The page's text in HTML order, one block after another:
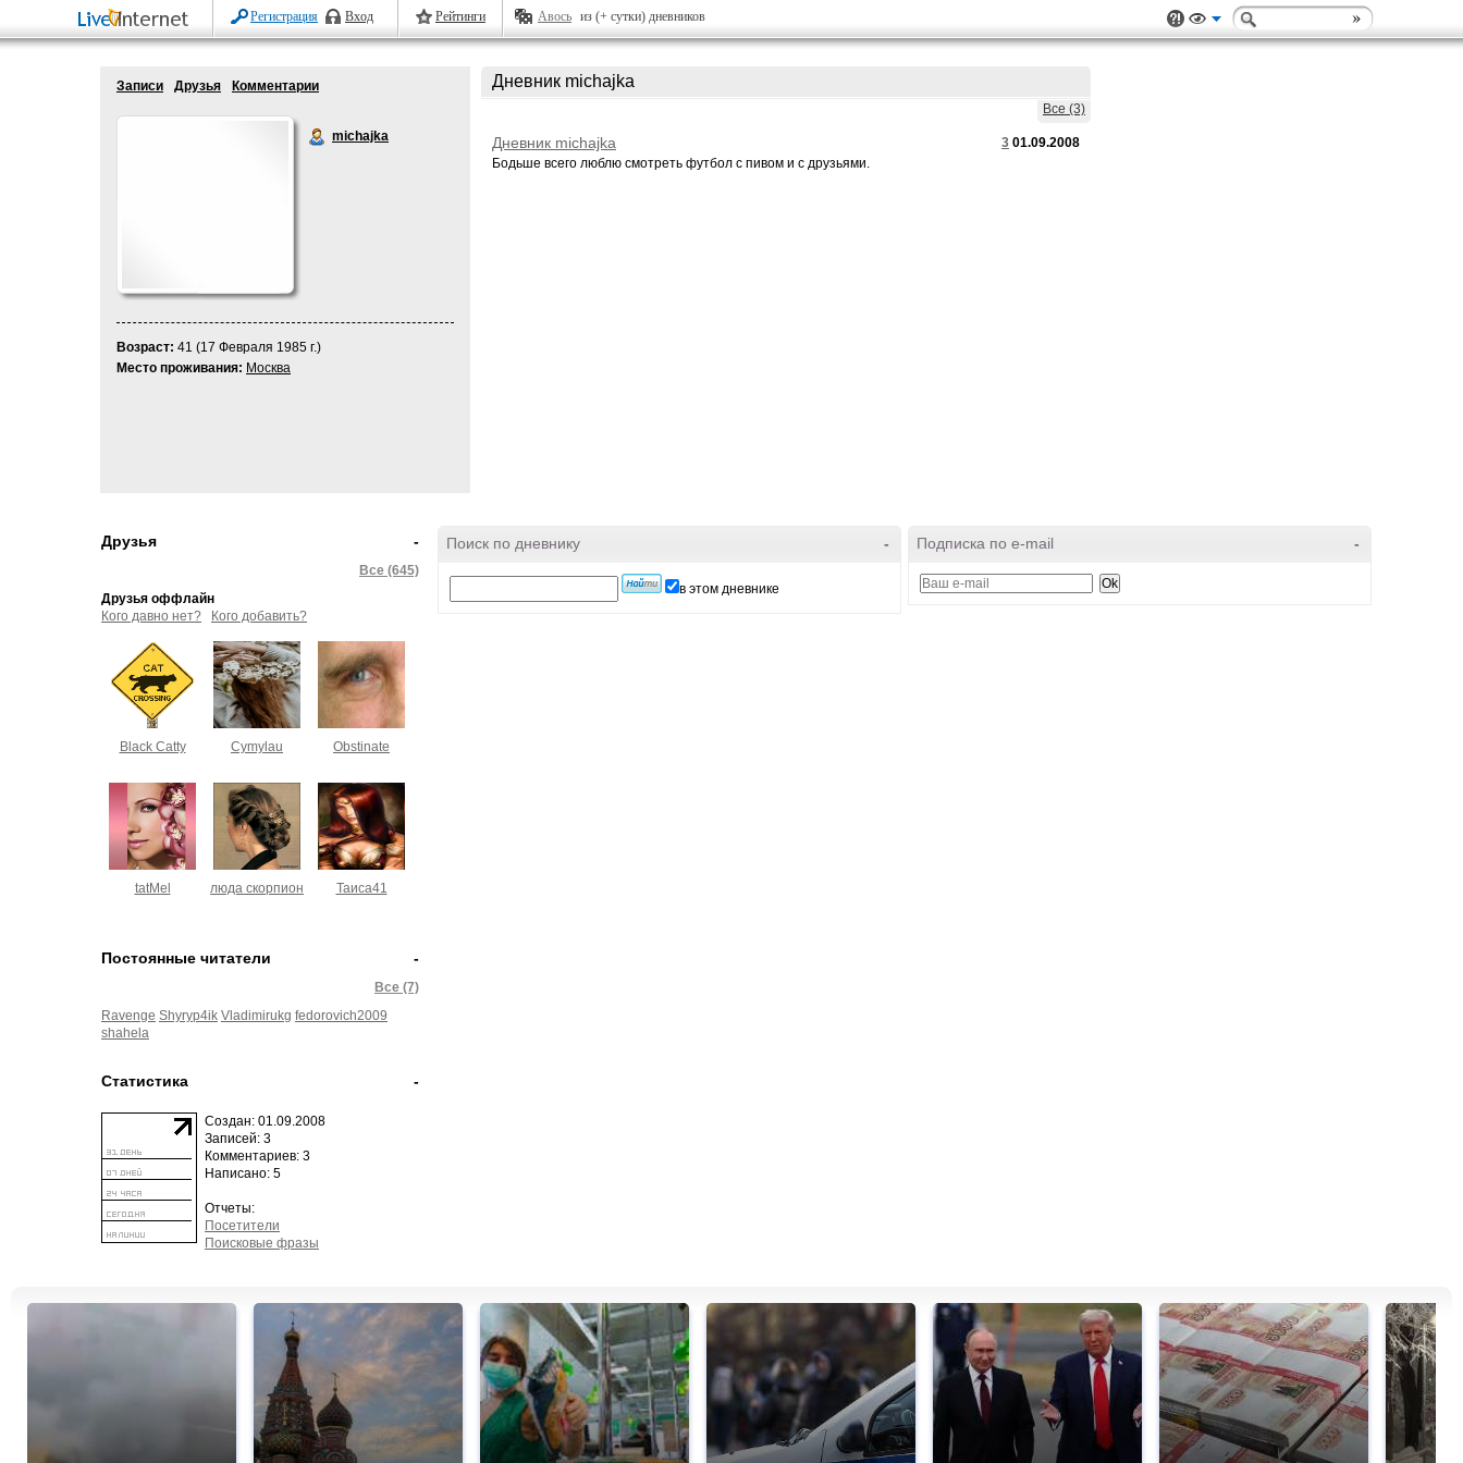
Регистрация Вход Рейтинги Авось из (+ сутки) дневников
Записи Друзья Комментарии
michajka
Возраст: 41 (17 Февраля 1985 г.)
Место проживания: Москва
Дневник michajka
Все (3)
3 01.09.2008
Дневник michajka
Бодьше всего люблю смотреть футбол с пивом и с друзьями.
-
Друзья
Все (645)
Друзья оффлайн
Кого давно нет?
Кого добавить?
Black Catty Cymylau Obstinate
tatMel люда скорпион Таиса41
-
Постоянные читатели
Все (7)
Ravenge Shyryp4ik Vladimirukg fedorovich2009
shahela
-
Статистика
Создан: 01.09.2008
Записей: 3
Комментариев: 3
Написано: 5
Отчеты:
Посетители
Поисковые фразы
-
Поиск по дневнику
в этом дневнике
-
Подписка по e-mail